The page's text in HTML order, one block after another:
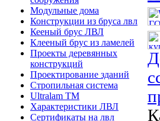
Модульные дома
Конструкции из бруса лвл
Кееный брус ЛВЛ
Клееный брус из ламелей
Проекты деревянных
конструкций
Проектирование зданий
Стропильная система
Ultralam TM
Характеристики ЛВЛ
Сертификаты на лвл